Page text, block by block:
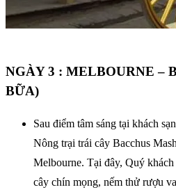
NGÀY 3 : MELBOURNE –
BỮA)
Sau điểm tâm sáng tại khách
Nông trại trái cây Bacchus
Melbourne. Tại đây, Quý
cây chín mọng, nếm thử rượu